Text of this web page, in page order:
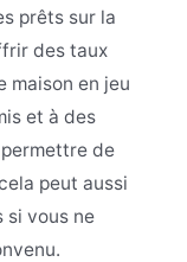
prêts sur la
des taux
maison en jeu
et à des
de
peut aussi
si vous ne